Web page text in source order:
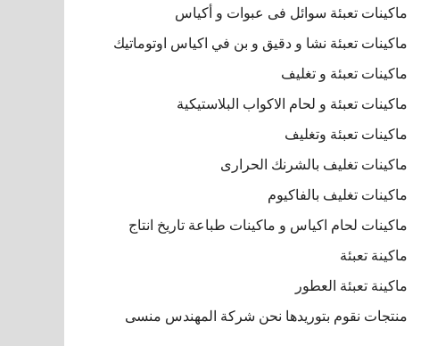
ماكينات تعبئة سوائل فى عبوات و أكياس
ماكينات تعبئة نشا و دقيق و بن في اكياس اوتوماتيك
ماكينات تعبئة و تغليف
ماكينات تعبئة و لحام الاكواب البلاستيكية
ماكينات تعبئة وتغليف
ماكينات تغليف بالشرنك الحرارى
ماكينات تغليف بالفاكيوم
ماكينات لحام اكياس و ماكينات طباعة تاريخ انتاج
ماكينة تعبئة
ماكينة تعبئة العطور
منتجات نقوم بتوريدها نحن شركة المهندس منسى